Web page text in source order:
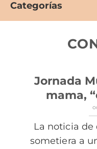
Categorías
Jornada
mama,
La noticia de
sometiera a